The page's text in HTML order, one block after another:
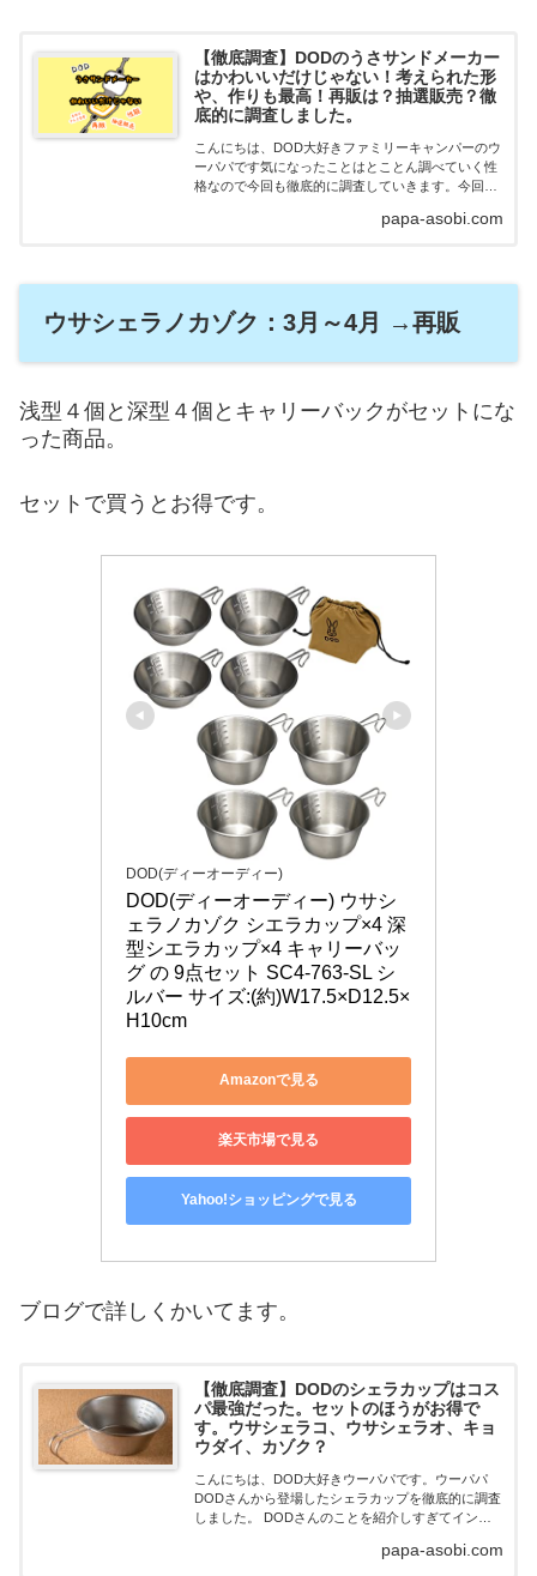
【徹底調査】DODのうさサンドメーカー
はかわいいだけじゃない！考えられた形
や、作りも最高！再販は？抽選販売？徹
底的に調査しました。
こんにちは、DOD大好きファミリーキャンパーのウ
ーパパです気になったことはとことん調べていく性
格なので今回も徹底的に調査していきます。今回調
ドメーカーです。これめっちゃいいんです。知って
papa-asobi.com
ウサシェラノカゾク：3月～4月 →再販
浅型４個と深型４個とキャリーバックがセットにな
った商品。
セットで買うとお得です。
DOD(ディーオーディー)
DOD(ディーオーディー) ウサシ
ェラノカゾク シエラカップ×4 深
型シエラカップ×4 キャリーバッ
グ の 9点セット SC4-763-SL シ
ルバー サイズ:(約)W17.5×D12.5×
H10cm
Amazonで見る
楽天市場で見る
Yahoo!ショッピングで見る
ブログで詳しくかいてます。
【徹底調査】DODのシェラカップはコス
パ最強だった。セットのほうがお得で
す。ウサシェラコ、ウサシェラオ、キョ
ウダイ、カゾク？
こんにちは、DOD大好きウーパパです。ウーパパ
DODさんから登場したシェラカップを徹底的に調査
しました。 DODさんのことを紹介しすぎてインス
すと」ご連絡もいただきました。うれしすぎますし
papa-asobi.com